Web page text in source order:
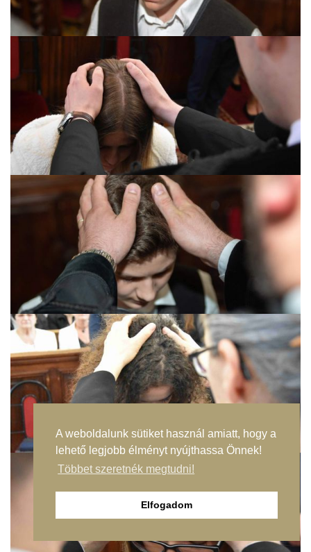
A weboldalunk sütiket használ amiatt, hogy a
lehető legjobb élményt nyújthassa Önnek!
Többet szeretnék megtudni!
Elfogadom